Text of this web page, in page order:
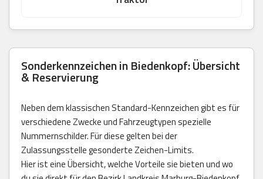
Sonderkennzeichen in Biedenkopf: Übersicht
& Reservierung
Neben dem klassischen Standard-Kennzeichen gibt es für
verschiedene Zwecke und Fahrzeugtypen spezielle
Nummernschilder. Für diese gelten bei der
Zulassungsstelle gesonderte Zeichen-Limits.
Hier ist eine Übersicht, welche Vorteile sie bieten und wo